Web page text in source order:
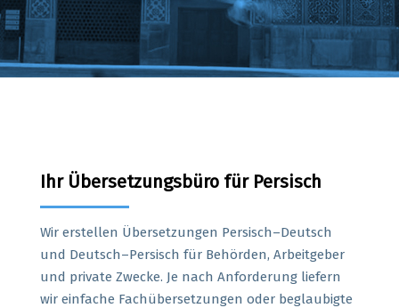
Ihr Übersetzungsbüro für Persisch
Wir erstellen Übersetzungen Persisch–Deutsch
und Deutsch–Persisch für Behörden, Arbeitgeber
und private Zwecke. Je nach Anforderung liefern
wir einfache Fachübersetzungen oder beglaubigte